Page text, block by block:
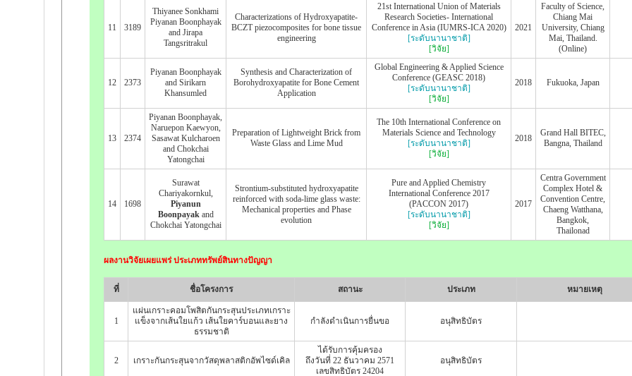
11 3189
Thiyanee Sonkhami
Piyanan Boonphayak
and Jirapa
Tangsritrakul
Characterizations of Hydroxyapatite-
BCZT piezocomposites for bone tissue
engineering
21st International Union of Materials
Research Societies- International
Conference in Asia (IUMRS-ICA 2020)
[ระดับนานาชาติ]
[วิจัย]
2021
Faculty of Science,
Chiang Mai
University, Chiang
Mai, Thailand.
(Online)
12 2373
Piyanan Boonphayak
and Sirikarn
Khansumled
Synthesis and Characterization of
Borohydroxyapatite for Bone Cement
Application
Global Engineering & Applied Science
Conference (GEASC 2018)
[ระดับนานาชาติ]
[วิจัย]
2018 Fukuoka, Japan
13 2374
Piyanan Boonphayak,
Naruepon Kaewyon,
Sasawat Kulcharoen
and Chokchai
Yatongchai
Preparation of Lightweight Brick from
Waste Glass and Lime Mud
The 10th International Conference on
Materials Science and Technology
[ระดับนานาชาติ]
[วิจัย]
2018
Grand Hall BITEC,
Bangna, Thailand
14 1698
Surawat
Chariyakornkul,
Piyanun
Boonpayak and
Chokchai Yatongchai
Strontium-substituted hydroxyapatite
reinforced with soda-lime glass waste:
Mechanical properties and Phase
evolution
Pure and Applied Chemistry
International Conference 2017
(PACCON 2017)
[ระดับนานาชาติ]
[วิจัย]
2017
Centra Government
Complex Hotel &
Convention Centre,
Chaeng Watthana,
Bangkok,
Thailonad
ผลงานวิจัยเผยแพร่ ประเภททรัพย์สินทางปัญญา
ที่ ชื่อโครงการ สถานะ ประเภท หมายเหตุ
1
แผ่นเกราะคอมโพสิตกันกระสุนประเภทเกราะ
แข็งจากเส้นใยแก้ว เส้นใยคาร์บอนและยาง
ธรรมชาติ
กำลังดำเนินการยื่นขอ อนุสิทธิบัตร
2 เกราะกันกระสุนจากวัสดุพลาสติกอัพไซด์เคิล
ได้รับการคุ้มครอง
ถึงวันที่ 22 ธันวาคม 2571
เลขสิทธิบัตร 24204
อนุสิทธิบัตร